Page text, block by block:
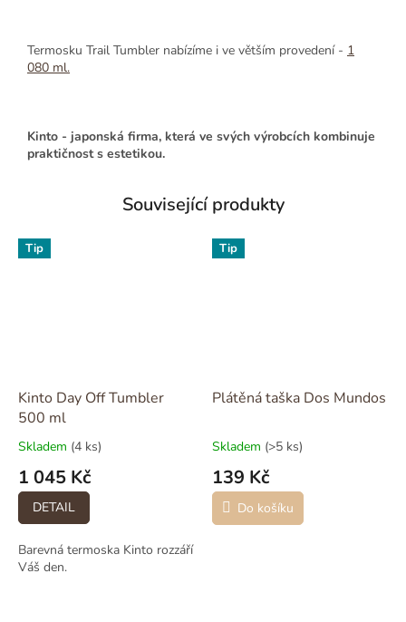
Termosku Trail Tumbler nabízíme i ve větším provedení - 1
080 ml.
Kinto - japonská firma, která ve svých výrobcích kombinuje
praktičnost s estetikou.
Související produkty
Tip
Kinto Day Off Tumbler
500 ml
Skladem (4 ks)
1 045 Kč
DETAIL
Barevná termoska Kinto rozzáří
Váš den.
Tip
Plátěná taška Dos Mundos
Skladem (>5 ks)
139 Kč
Do košíku